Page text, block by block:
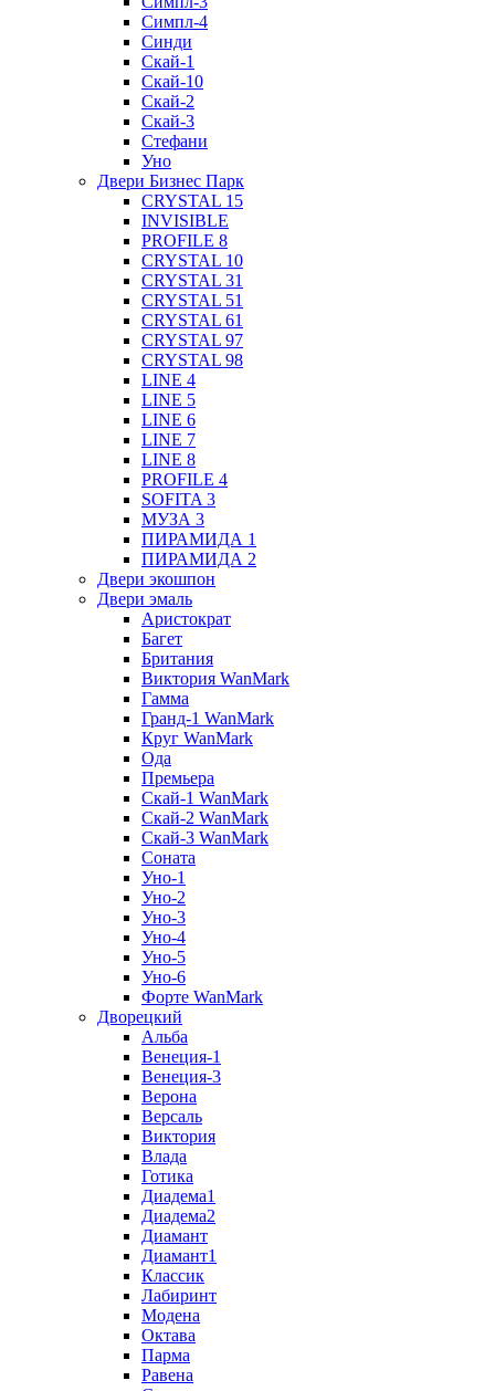
Симпл-4
Синди
Скай-1
Скай-10
Скай-2
Скай-3
Стефани
Уно
Двери Бизнес Парк
CRYSTAL 15
INVISIBLE
PROFILE 8
CRYSTAL 10
CRYSTAL 31
CRYSTAL 51
CRYSTAL 61
CRYSTAL 97
CRYSTAL 98
LINE 4
LINE 5
LINE 6
LINE 7
LINE 8
PROFILE 4
SOFITA 3
МУЗА 3
ПИРАМИДА 1
ПИРАМИДА 2
Двери экошпон
Двери эмаль
Аристократ
Багет
Британия
Виктория WanMark
Гамма
Гранд-1 WanMark
Круг WanMark
Ода
Премьера
Скай-1 WanMark
Скай-2 WanMark
Скай-3 WanMark
Соната
Уно-1
Уно-2
Уно-3
Уно-4
Уно-5
Уно-6
Форте WanMark
Дворецкий
Альба
Венеция-1
Венеция-3
Верона
Версаль
Виктория
Влада
Готика
Диадема1
Диадема2
Диамант
Диамант1
Классик
Лабиринт
Модена
Октава
Парма
Равена